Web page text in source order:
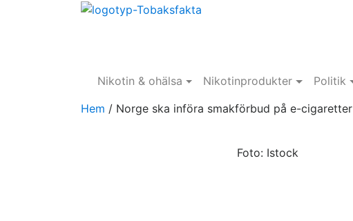
Nikotin & ohälsa Nikotinprodukter Politik
Hem / Norge ska införa smakförbud på e-cigaretter
Foto: Istock